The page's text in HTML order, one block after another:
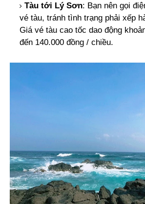
Tàu tới Lý Sơn: Bạn nên gọi
vé tàu, tránh tình trạng phải xếp
Giá vé tàu cao tốc dao động
đến 140.000 đồng / chiều.